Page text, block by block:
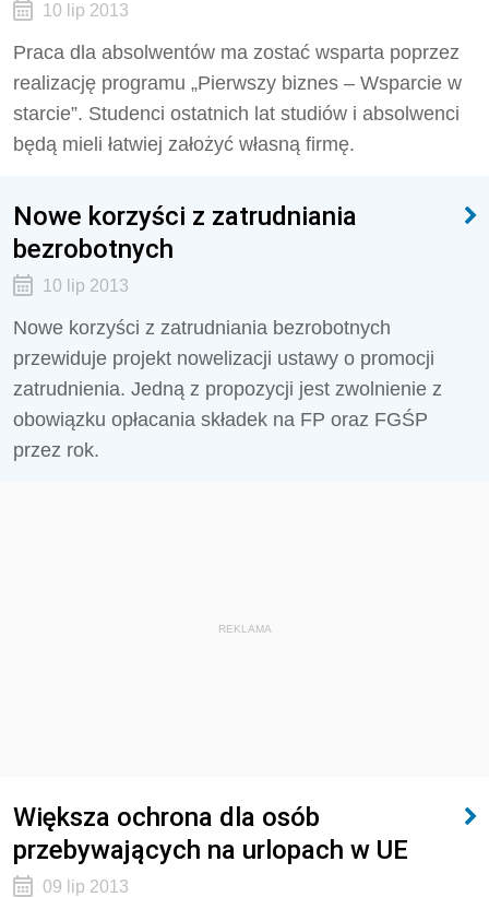
10 lip 2013
Praca dla absolwentów ma zostać wsparta poprzez
realizację programu „Pierwszy biznes – Wsparcie w
starcie”. Studenci ostatnich lat studiów i absolwenci
będą mieli łatwiej założyć własną firmę.
Nowe korzyści z zatrudniania
bezrobotnych
10 lip 2013
Nowe korzyści z zatrudniania bezrobotnych
przewiduje projekt nowelizacji ustawy o promocji
zatrudnienia. Jedną z propozycji jest zwolnienie z
obowiązku opłacania składek na FP oraz FGŚP
przez rok.
REKLAMA
Większa ochrona dla osób
przebywających na urlopach w UE
09 lip 2013